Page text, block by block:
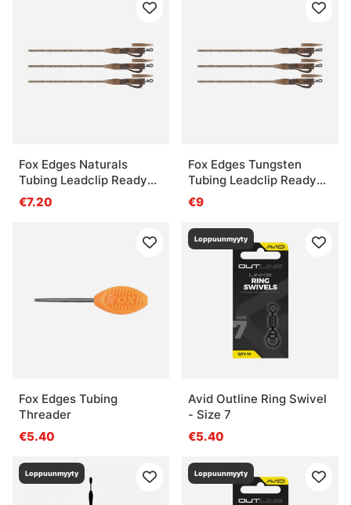
Fox Edges Naturals
Tubing Leadclip Ready
Rigs Size 7 3pcs
€7.20
Fox Edges Tungsten
Tubing Leadclip Ready
Rigs Size 7 3pcs
€9
Fox Edges Tubing
Threader
€5.40
Loppuunmyyty
Avid Outline Ring Swivel
- Size 7
€5.40
Loppuunmyyty Loppuunmyyty